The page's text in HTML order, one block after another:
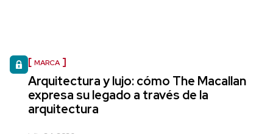
MARCA
Arquitectura y lujo: cómo The Macallan
expresa su legado a través de la
arquitectura